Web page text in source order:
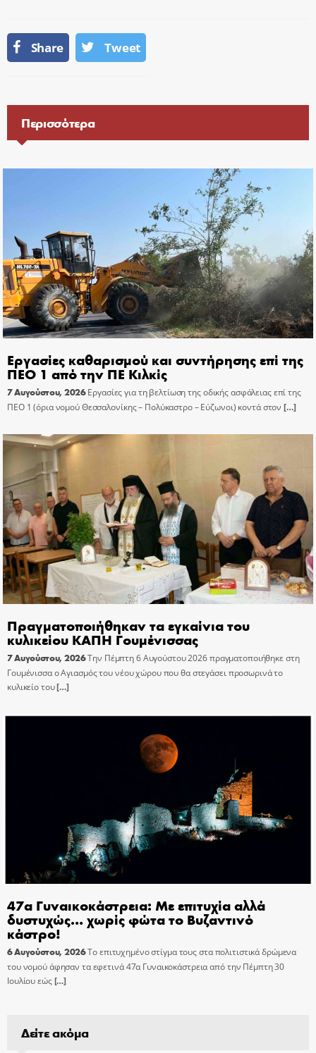
Share Tweet
Περισσότερα
Εργασίες καθαρισμού και συντήρησης επί της
ΠΕΟ 1 από την ΠΕ Κιλκίς
7 Αυγούστου, 2026 Εργασίες για τη βελτίωση της οδικής ασφάλειας επί της
ΠΕΟ 1 (όρια νομού Θεσσαλονίκης – Πολύκαστρο – Εύζωνοι) κοντά στον […]
Πραγματοποιήθηκαν τα εγκαίνια του
κυλικείου ΚΑΠΗ Γουμένισσας
7 Αυγούστου, 2026Την Πέμπτη 6 Αυγούστου 2026 πραγματοποιήθηκε στη
Γουμένισσα ο Αγιασμός του νέου χώρου που θα στεγάσει προσωρινά το
κυλικείο του[…]
47α Γυναικοκάστρεια: Με επιτυχία αλλά
δυστυχώς… χωρίς φώτα το Βυζαντινό
κάστρο!
6 Αυγούστου, 2026Το επιτυχημένο στίγμα τους στα πολιτιστικά δρώμενα
του νομού άφησαν τα εφετινά 47α Γυναικοκάστρεια από την Πέμπτη 30
Ιουλίου εώς[…]
Δείτε ακόμα